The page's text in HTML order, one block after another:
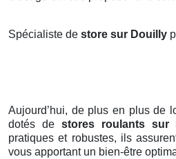
Spécialiste de store sur Douilly
Aujourd’hui, de plus en plus de
dotés de stores roulants sur
pratiques et robustes, ils
vous apportant un bien-être